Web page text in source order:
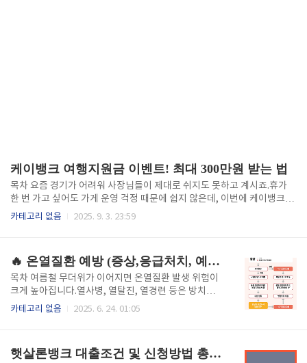
케이뱅크 여행지원금 이벤트! 최대 300만원 받는 법
목차 요즘 경기가 어려워 사장님들이 제대로 쉬지도 못하고 계시죠.휴가
한 번 가고 싶어도 가게 운영 걱정 때문에 쉽지 않은데, 이번에 케이뱅크에
서 소상공인 사장님들을 위한 특별한 혜택을 준비했습니다.바로 케이뱅크
최대 3만원 즉시 지급✔ 매월 1명, 300만원 여행지원금 추첨✔ 이벤트 기
간: 2025년 8월 20일 ~ 11월 30일즉, 단순히 통장을 만들었을 뿐인데 휴
가비가 바로 입금되고, 매달 300만원 당첨 기회까지 주어집니다.자영업자
분들이라면 놓치면 아쉬운 혜택이죠. 🔻 이벤..
카테고리 없음 2025. 9. 3. 23:59
🔥 온열질환 예방 (증상,응급처치, 예방법)
목차 여름철 무더위가 이어지면 온열질환 발생 위험이
크게 높아집니다.열사병, 열탈진, 열경련 등은 방치할
경우 생명을 위협할 수 있기 때문에 빠른 인식과 적절한
상위험도열사병40℃ 이상 고열, 의식장애, 빈맥, 혼수
카테고리 없음 2025. 6. 24. 01:05
햇살론뱅크 대출조건 및 신청방법 총정리 (2025년 기준)